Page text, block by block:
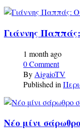
Γιάννης
1 month ago
0 Comment
By AigaioTV
Published in
Νέο μίνι